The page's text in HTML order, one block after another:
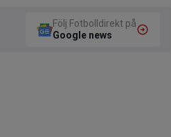
Följ Fotbolldirekt på
Google news